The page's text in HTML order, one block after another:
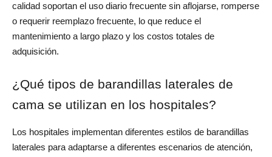
calidad soportan el uso diario frecuente sin aflojarse, romperse
o requerir reemplazo frecuente, lo que reduce el
mantenimiento a largo plazo y los costos totales de
adquisición.
¿Qué tipos de barandillas laterales de
cama se utilizan en los hospitales?
Los hospitales implementan diferentes estilos de barandillas
laterales para adaptarse a diferentes escenarios de atención,